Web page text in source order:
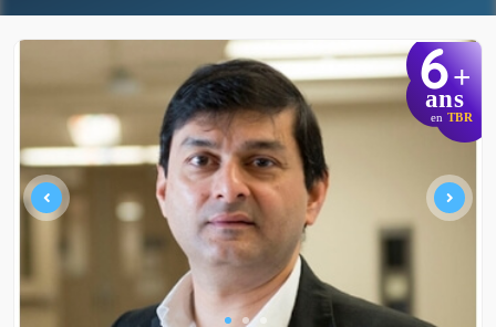
6+
ans
en TBR